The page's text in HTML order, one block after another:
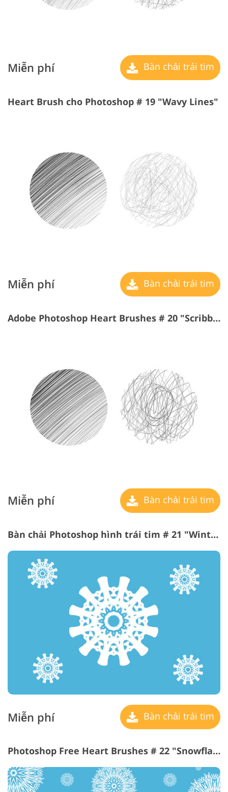
Miễn phí Bàn chải trái tim
Heart Brush cho Photoshop # 19 "Wavy Lines"
Miễn phí Bàn chải trái tim
Adobe Photoshop Heart Brushes # 20 "Scribbling"
Miễn phí Bàn chải trái tim
Bàn chải Photoshop hình trái tim # 21 "Winterland"
Miễn phí Bàn chải trái tim
Photoshop Free Heart Brushes # 22 "Snowflakes"